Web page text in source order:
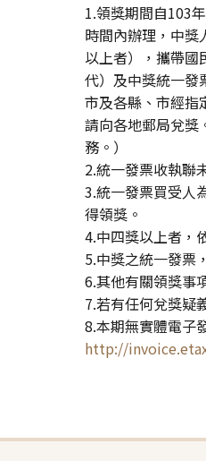
1.領獎期間自103
時間內辦理，中獎
以上者），攜帶國
代）及中獎統一發
市及各縣、市經指
請向各地郵局兌獎
務。）
2.統一發票收執聯
3.統一發票買受人
得領獎。
4.中四獎以上者，
5.中獎之統一發票
6.其他有關領獎事
7.若有任何兌獎疑
8.本期無實體電子
http://